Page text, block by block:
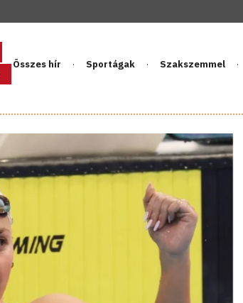
Összes hír Sportágak Szakszemmel